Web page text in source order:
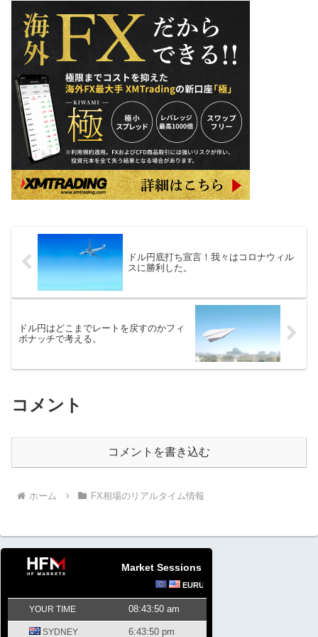
ドル円底打ち宣言！我々はコロナウィル
スに勝利した。
ドル円はどこまでレートを戻すのかフィ
ボナッチで考える。
コメント
コメントを書き込む
ホーム FX相場のリアルタイム情報
Market Sessions